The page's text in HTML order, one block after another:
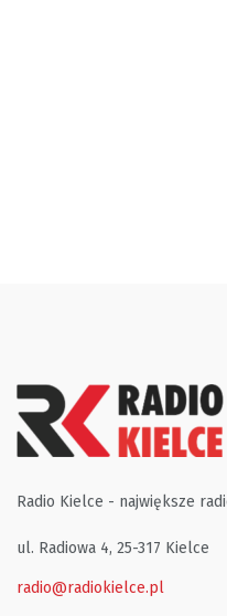
Radio Kielce - największe
ul. Radiowa 4, 25-317 Kielce
radio@radiokielce.pl